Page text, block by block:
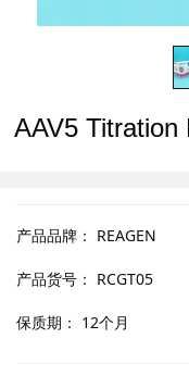
AAV5 Titration
产品品牌： REAGEN
产品货号： RCGT05
保质期： 12个月